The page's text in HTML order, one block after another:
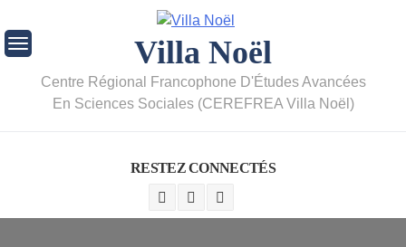
Villa Noël
Centre Régional Francophone D'Études Avancées
En Sciences Sociales (CEREFREA Villa Noël)
RESTEZ CONNECTÉS